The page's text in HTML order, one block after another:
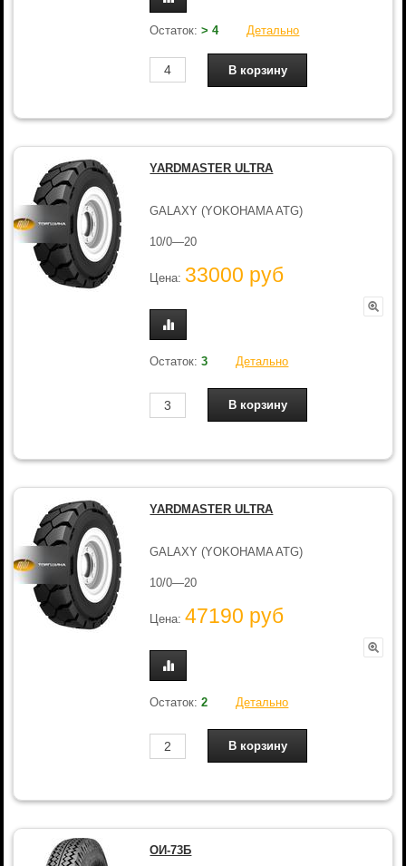
Остаток:> 4 Детально
YARDMASTER ULTRA
GALAXY (YOKOHAMA ATG)
10/0—20
Цена: 33000 руб
Остаток:3 Детально
YARDMASTER ULTRA
GALAXY (YOKOHAMA ATG)
10/0—20
Цена:47190 руб
Остаток:2 Детально
ОИ-73Б